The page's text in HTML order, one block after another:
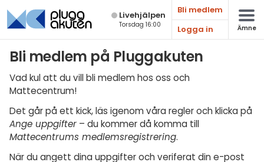
Live­hjälpen
Torsdag 16:00
Bli medlem
Logga in
Ämne
Bli medlem på Pluggakuten
Vad kul att du vill bli medlem hos oss och
Mattecentrum!
Det går på ett kick, läs igenom våra regler och klicka på
Ange uppgifter – du kommer då komma till
Mattecentrums medlemsregistrering.
När du angett dina uppgifter och veriferat din e-post
Matematik
Fysik
Biologi
Teknik & Bygg